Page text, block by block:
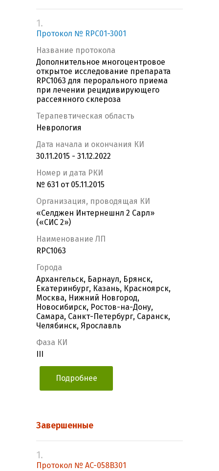
1.
Протокол № RPC01-3001
Название протокола
Дополнительное многоцентровое
открытое исследование препарата
RPC1063 для перорального приема
при лечении рецидивирующего
рассеянного склероза
Терапевтическая область
Неврология
Дата начала и окончания КИ
30.11.2015 - 31.12.2022
Номер и дата РКИ
№ 631 от 05.11.2015
Организация, проводящая КИ
«Селджен Интернешнл 2 Сарл»
(«СИС 2»)
Наименование ЛП
RPC1063
Города
Архангельск, Барнаул, Брянск,
Екатеринбург, Казань, Красноярск,
Москва, Нижний Новгород,
Новосибирск, Ростов-на-Дону,
Самара, Санкт-Петербург, Саранск,
Челябинск, Ярославль
Фаза КИ
Подробнее
Завершенные
1.
Протокол № AC-058B301